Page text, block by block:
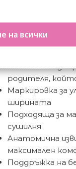
Две опции на
възрастта на
Голяма
лого, включена
Стабилен и
родителя,
Маркировка за
ширината
Подходяща за
сушилня
Анатомична
максимален
Поддръжка на
на всички